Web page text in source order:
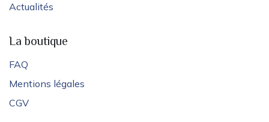
Actualités
La boutique
FAQ
Mentions légales
CGV